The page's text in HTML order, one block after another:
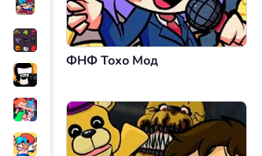
ФНФ Тохо Мод